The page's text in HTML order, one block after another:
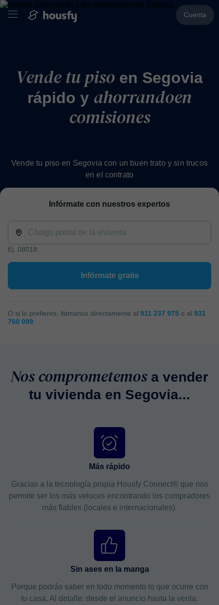
Cuenta
Vende tu piso en Segovia
rápido y ahorrandoen
comisiones
Vende tu piso en Segovia con un buen trato y sin trucos
en el contrato
Infórmate con nuestros expertos
Ej. 08018
Infórmate gratis
O si lo prefieres, llámanos directamente al 911 237 975 o al 931
760 099
Nos comprometemos a vender
tu vivienda en Segovia...
Más rápido
Gracias a la tecnología propia Housfy Connect® que nos
permite ser los más veloces encontrando los compradores
más fiables (locales e internacionales).
Sin ases en la manga
Porque podrás saber en todo momento lo que ocurre con
tu casa. Al detalle: desde el anuncio hasta la venta.